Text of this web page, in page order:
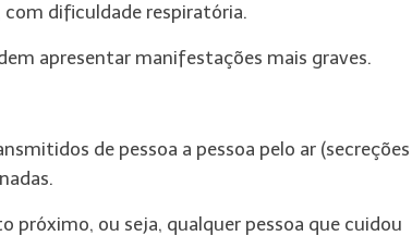
com dificuldade respiratória.
apresentar manifestações mais graves.
de pessoa a pessoa pelo ar (secreções
próximo, ou seja, qualquer pessoa que cuidou